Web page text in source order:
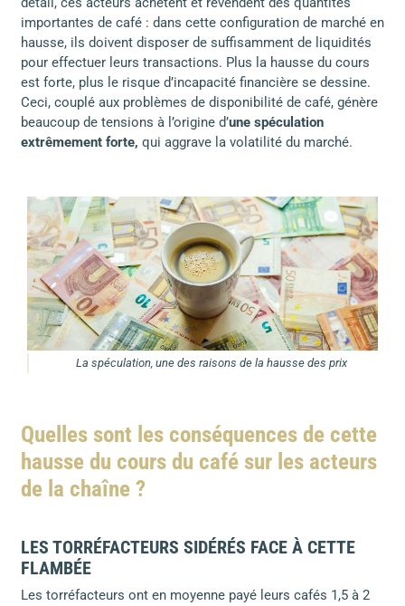
importantes de café : dans cette configuration de marché en
hausse, ils doivent disposer de suffisamment de liquidités
pour effectuer leurs transactions. Plus la hausse du cours
est forte, plus le risque d’incapacité financière se dessine.
Ceci, couplé aux problèmes de disponibilité de café, génère
beaucoup de tensions à l’origine d’une spéculation
extrêmement forte, qui aggrave la volatilité du marché.
La spéculation, une des raisons de la hausse des prix
Quelles sont les conséquences de cette
hausse du cours du café sur les acteurs
de la chaîne ?
LES TORRÉFACTEURS SIDÉRÉS FACE À CETTE
FLAMBÉE
Les torréfacteurs ont en moyenne payé leurs cafés 1,5 à 2